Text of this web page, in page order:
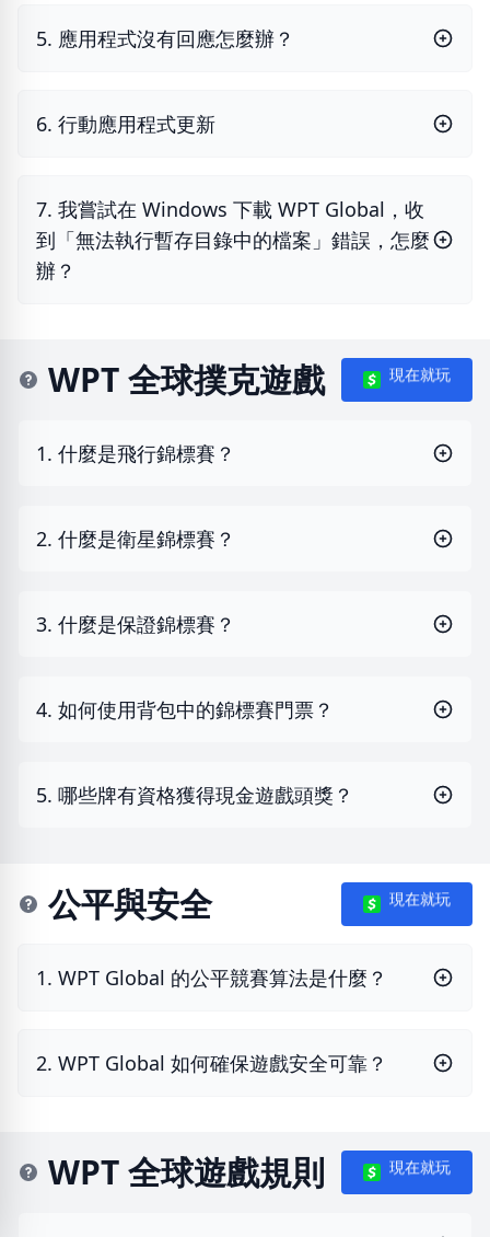
5. 應用程式沒有回應怎麼辦？
6. 行動應用程式更新
7. 我嘗試在 Windows 下載 WPT Global，收
到「無法執行暫存目錄中的檔案」錯誤，怎麼
辦？
WPT 全球撲克遊戲 現在就玩
1. 什麼是飛行錦標賽？
2. 什麼是衛星錦標賽？
3. 什麼是保證錦標賽？
4. 如何使用背包中的錦標賽門票？
5. 哪些牌有資格獲得現金遊戲頭獎？
公平與安全 現在就玩
1. WPT Global 的公平競賽算法是什麼？
2. WPT Global 如何確保遊戲安全可靠？
WPT 全球遊戲規則 現在就玩